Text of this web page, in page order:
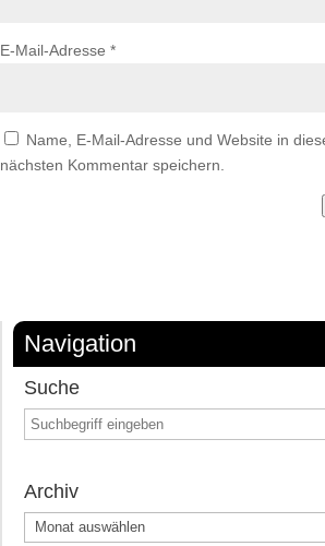
E-Mail-Adresse *
Name, E-Mail-Adresse und Website in
nächsten Kommentar speichern.
Navigation
Suche
Archiv
Archiv